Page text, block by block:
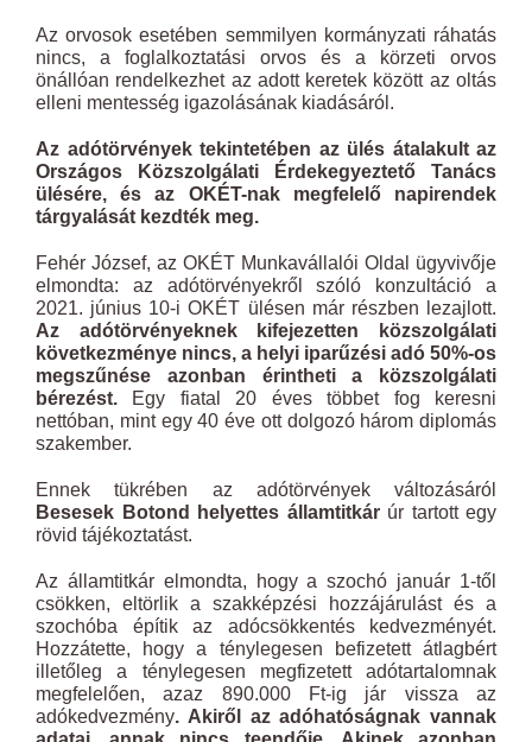
Az orvosok esetében semmilyen kormányzati ráhatás
nincs, a foglalkoztatási orvos és a körzeti orvos
önállóan rendelkezhet az adott keretek között az oltás
elleni mentesség igazolásának kiadásáról.
Az adótörvények tekintetében az ülés átalakult az
Országos Közszolgálati Érdekegyeztető Tanács
ülésére, és az OKÉT-nak megfelelő napirendek
tárgyalását kezdték meg.
Fehér József, az OKÉT Munkavállalói Oldal ügyvivője
elmondta: az adótörvényekről szóló konzultáció a
2021. június 10-i OKÉT ülésen már részben lezajlott.
Az adótörvényeknek kifejezetten közszolgálati
következménye nincs, a helyi iparűzési adó 50%-os
megszűnése azonban érintheti a közszolgálati
bérezést. Egy fiatal 20 éves többet fog keresni
nettóban, mint egy 40 éve ott dolgozó három diplomás
szakember.
Ennek tükrében az adótörvények változásáról
Besesek Botond helyettes államtitkárúr tartott egy
rövid tájékoztatást.
Az államtitkár elmondta, hogy a szochó január 1-től
csökken, eltörlik a szakképzési hozzájárulást és a
szochóba építik az adócsökkentés kedvezményét.
Hozzátette, hogy a ténylegesen befizetett átlagbért
illetőleg a ténylegesen megfizetett adótartalomnak
megfelelően, azaz 890.000 Ft-ig jár vissza az
adókedvezmény. Akiről az adóhatóságnak vannak